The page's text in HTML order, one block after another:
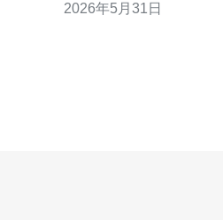
泛指基于骨干互联的常规
2026年5月31日